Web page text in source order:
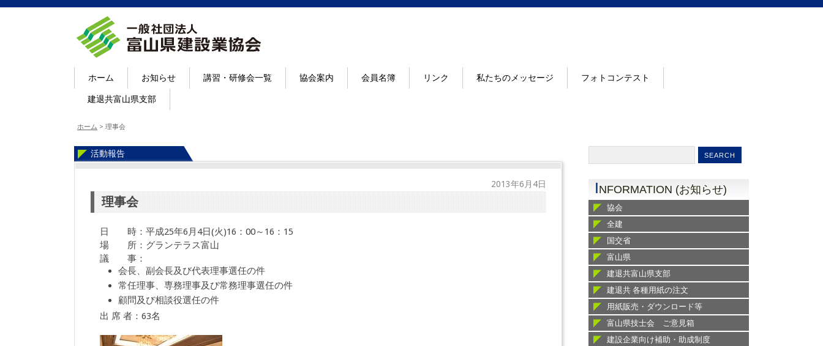
ホーム お知らせ 講習・研修会一覧 協会案内 会員名簿 リンク 私たちのメッセージ フォトコンテスト
建退共富山県支部
ホーム > 理事会
活動報告
2013年6月4日
理事会
日 時：平成25年6月4日(火)16：00～16：15
場 所：グランテラス富山
議 事：
会長、副会長及び代表理事選任の件
常任理事、専務理事及び常務理事選任の件
顧問及び相談役選任の件
出 席 者：63名
INFORMATION (お知らせ)
協会
全建
国交省
富山県
建退共富山県支部
建退共 各種用紙の注文
用紙販売・ダウンロード等
富山県技士会 ご意見箱
建設企業向け補助・助成制度